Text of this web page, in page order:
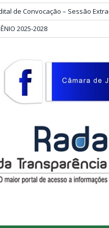
de Convocação – Sessão
2025-2028